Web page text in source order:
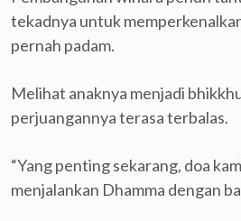
tekadnya untuk
pernah padam.
Melihat anaknya menjadi
perjuangannya terasa terbalas.
“Yang penting sekarang, doa
menjalankan Dhamma dengan